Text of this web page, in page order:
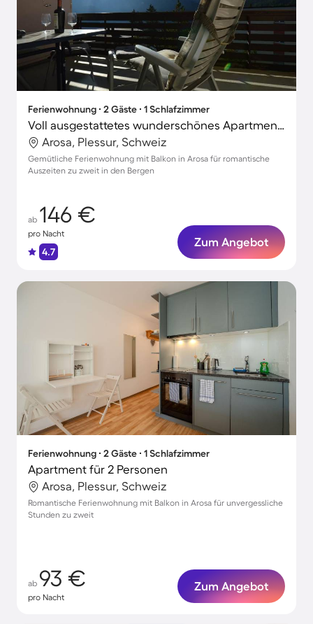
Ferienwohnung ∙ 2 Gäste ∙ 1 Schlafzimmer
Voll ausgestattetes wunderschönes Apartment | Nah am Skifahren | Perfekt für die Arbeit von Zuhause
Arosa, Plessur, Schweiz
Gemütliche Ferienwohnung mit Balkon in Arosa für romantische
Auszeiten zu zweit in den Bergen
ab 146 €
pro Nacht
4.7
Zum Angebot
Ferienwohnung ∙ 2 Gäste ∙ 1 Schlafzimmer
Apartment für 2 Personen
Arosa, Plessur, Schweiz
Romantische Ferienwohnung mit Balkon in Arosa für unvergessliche
Stunden zu zweit
ab 93 €
pro Nacht
Zum Angebot